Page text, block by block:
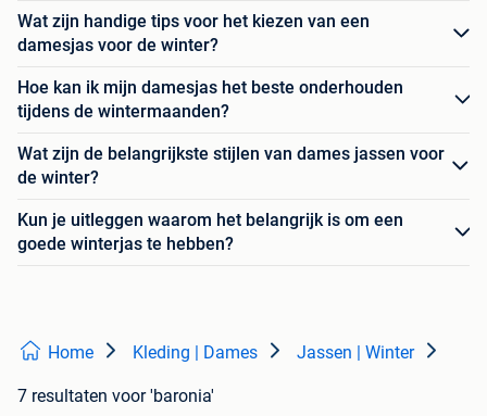
Wat zijn handige tips voor het kiezen van een
damesjas voor de winter?
Hoe kan ik mijn damesjas het beste onderhouden
tijdens de wintermaanden?
Wat zijn de belangrijkste stijlen van dames jassen voor
de winter?
Kun je uitleggen waarom het belangrijk is om een
goede winterjas te hebben?
Home Kleding | Dames Jassen | Winter
7 resultaten voor 'baronia'